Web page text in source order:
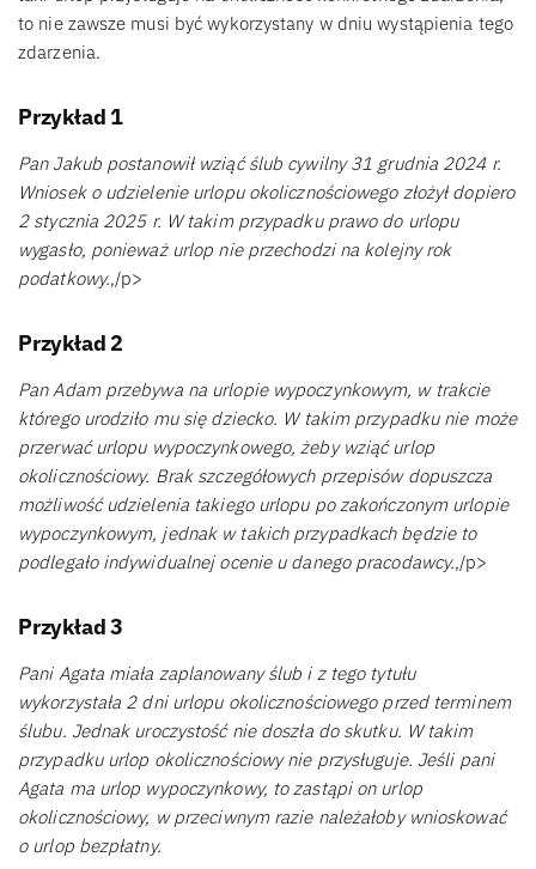
to nie zawsze musi być wykorzystany w dniu wystąpienia tego
zdarzenia.
Przykład 1
Pan Jakub postanowił wziąć ślub cywilny 31 grudnia 2024 r.
Wniosek o udzielenie urlopu okolicznościowego złożył dopiero
2 stycznia 2025 r. W takim przypadku prawo do urlopu
wygasło, ponieważ urlop nie przechodzi na kolejny rok
podatkowy.,/p>
Przykład 2
Pan Adam przebywa na urlopie wypoczynkowym, w trakcie
którego urodziło mu się dziecko. W takim przypadku nie może
przerwać urlopu wypoczynkowego, żeby wziąć urlop
okolicznościowy. Brak szczegółowych przepisów dopuszcza
możliwość udzielenia takiego urlopu po zakończonym urlopie
wypoczynkowym, jednak w takich przypadkach będzie to
podlegało indywidualnej ocenie u danego pracodawcy.,/p>
Przykład 3
Pani Agata miała zaplanowany ślub i z tego tytułu
wykorzystała 2 dni urlopu okolicznościowego przed terminem
ślubu. Jednak uroczystość nie doszła do skutku. W takim
przypadku urlop okolicznościowy nie przysługuje. Jeśli pani
Agata ma urlop wypoczynkowy, to zastąpi on urlop
okolicznościowy, w przeciwnym razie należałoby wnioskować
o urlop bezpłatny.